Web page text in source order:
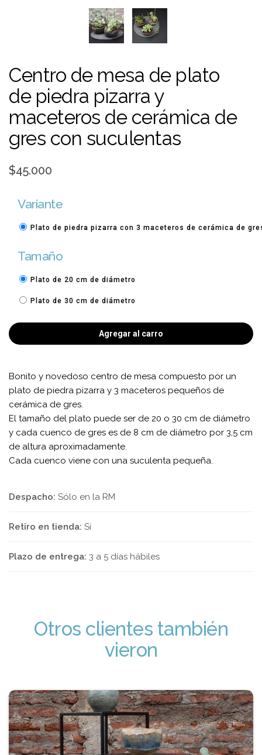
Centro de mesa de plato
de piedra pizarra y
maceteros de cerámica de
gres con suculentas
$45.000
Variante
Plato de piedra pizarra con 3 maceteros de cerámica de
Tamaño
Plato de 20 cm de diámetro
Plato de 30 cm de diámetro
Agregar al carro
Bonito y novedoso centro de mesa compuesto por un
plato de piedra pizarra y 3 maceteros pequeños de
cerámica de gres.
El tamaño del plato puede ser de 20 o 30 cm de diámetro
y cada cuenco de gres es de 8 cm de diámetro por 3,5 cm
de altura aproximadamente.
Cada cuenco viene con una suculenta pequeña.
Despacho: Sólo en la RM
Retiro en tienda: Sí
Plazo de entrega: 3 a 5 días hábiles
Otros clientes también
vieron